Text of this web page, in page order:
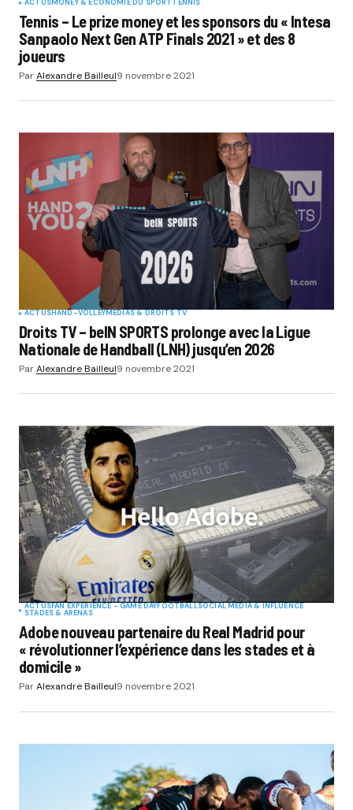
ACTUSMONEY & ÉCONOMIE DU SPORTTENNIS
Tennis – Le prize money et les sponsors du « Intesa
Sanpaolo Next Gen ATP Finals 2021 » et des 8
joueurs
ParAlexandre Bailleul9 novembre 2021
ACTUSHAND-VOLLEYMÉDIAS & DROITS TV
Droits TV – beIN SPORTS prolonge avec la Ligue
Nationale de Handball (LNH) jusqu’en 2026
ParAlexandre Bailleul9 novembre 2021
ACTUSFAN EXPERIENCE - GAME DAYFOOTBALLSOCIAL MÉDIA & INFLUENCE
STADES & ARENAS
Adobe nouveau partenaire du Real Madrid pour
« révolutionner l’expérience dans les stades et à
domicile »
ParAlexandre Bailleul9 novembre 2021